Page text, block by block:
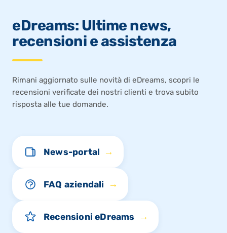
eDreams: Ultime news,
recensioni e assistenza
Rimani aggiornato sulle novità di eDreams, scopri le
recensioni verificate dei nostri clienti e trova subito
risposta alle tue domande.
News-portal →
FAQ aziendali →
Recensioni eDreams →